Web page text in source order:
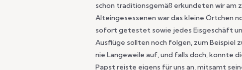
schon traditionsgemäß erkundeten wir am
Alteingesessenen war das kleine Örtchen
sofort getestet sowie jedes Eisgeschäft
Ausflüge sollten noch folgen, zum Beispiel
nie Langeweile auf, und falls doch, konnte
Papst reiste eigens für uns an, mitsamt